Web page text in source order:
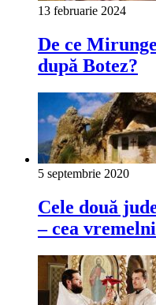
13 februarie 2024
De ce
după Botez?
5 septembrie 2020
Cele două
– cea